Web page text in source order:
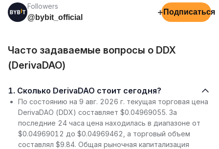
Followers
@bybit_official
+ Подписаться
Часто задаваемые вопросы о DDX
(DerivaDAO)
1. Сколько DerivaDAO стоит сегодня?
По состоянию на 9 авг. 2026 г. текущая торговая цена
DerivaDAO (DDX) составляет $0.04969055. За
последние 24 часа цена находилась в диапазоне от
$0.04969012 до $0.04969462, а торговый объем
составлял $9.84. Общая рыночная капитализация